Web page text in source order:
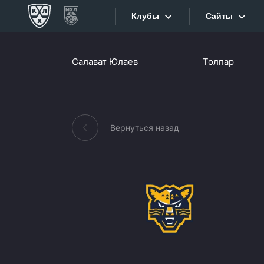
Клубы
Конференция «Запад»
Дивизион Тарасова
Динамо Мн
Сайты
Сайты
Салават Юлаев Толпар
Вернуться назад